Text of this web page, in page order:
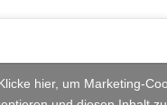
hier, um Marketing-